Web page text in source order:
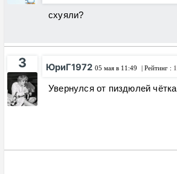
схуяли?
3 ЮриГ1972 05 мая в 11:49 | Рейтинг :
Увернулся от пиздюлей чётка